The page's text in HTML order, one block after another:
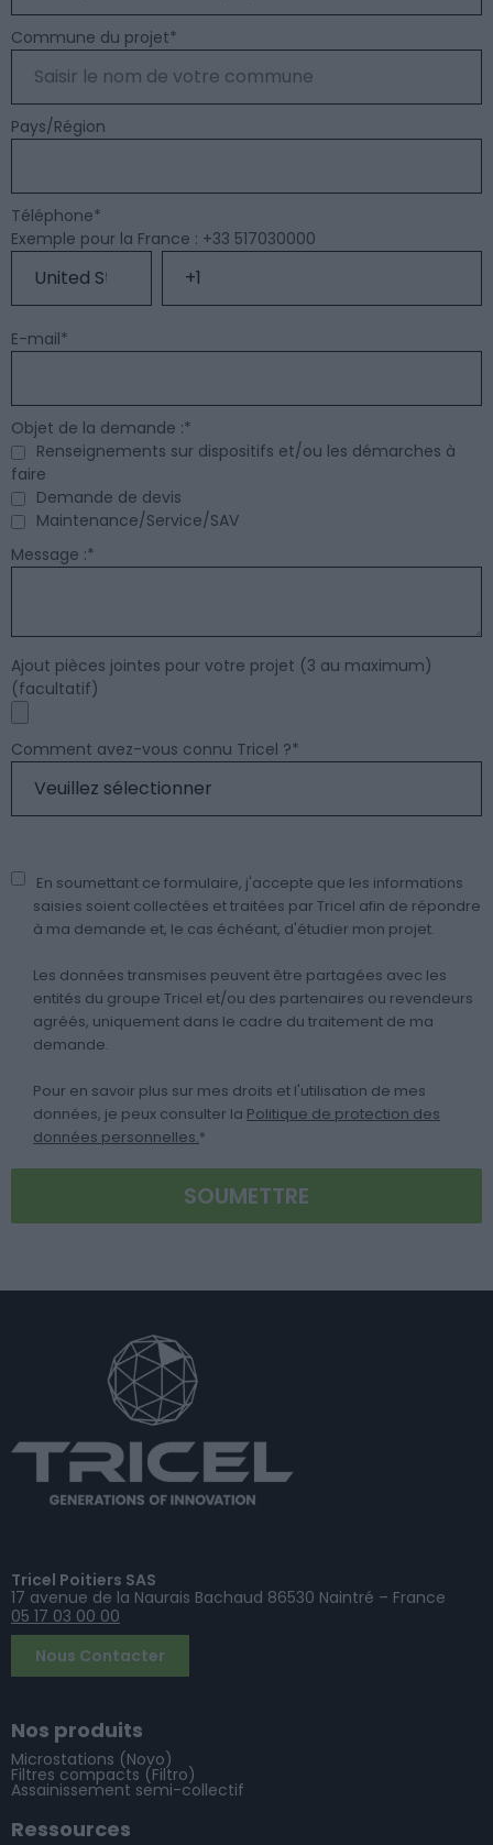
Commune du projet*
Pays/Région
Téléphone*
Exemple pour la France : +33 517030000
E-mail*
Objet de la demande :*
Renseignements sur dispositifs et/ou les démarches à
faire
Demande de devis
Maintenance/Service/SAV
Message :*
Ajout pièces jointes pour votre projet (3 au maximum)
(facultatif)
Comment avez-vous connu Tricel ?*
En soumettant ce formulaire, j'accepte que les informations
saisies soient collectées et traitées par Tricel afin de répondre
à ma demande et, le cas échéant, d'étudier mon projet.
Les données transmises peuvent être partagées avec les
entités du groupe Tricel et/ou des partenaires ou revendeurs
agréés, uniquement dans le cadre du traitement de ma
demande.
Pour en savoir plus sur mes droits et l'utilisation de mes
données, je peux consulter la Politique de protection des
données personnelles.*
Tricel Poitiers SAS
17 avenue de la Naurais Bachaud 86530 Naintré – France
05 17 03 00 00
Nous Contacter
Nos produits
Microstations (Novo)
Filtres compacts (Filtro)
Assainissement semi-collectif
Ressources